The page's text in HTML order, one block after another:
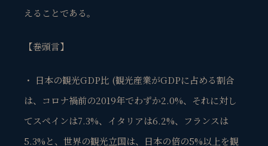
えることである。
【巻頭言】
・ 日本の観光GDP比 (観光産業がGDPに占める割合
は、コロナ禍前の2019年でわずか2.0%、それに対し
てスペインは7.3%、イタリアは6.2%、フランスは
5.3%と、世界の観光立国は、日本の倍の5%以上を観